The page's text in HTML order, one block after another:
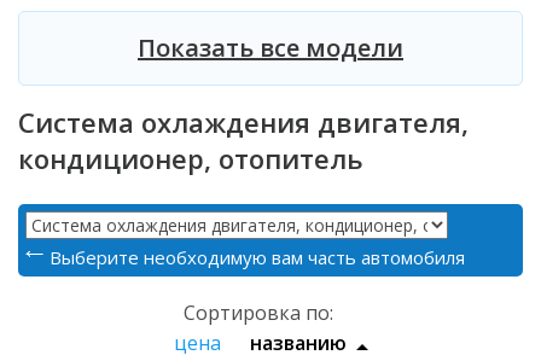
Показать все модели
Система охлаждения двигателя,
кондиционер, отопитель
Выберите необходимую вам часть автомобиля
Сортировка по:
цена
названию